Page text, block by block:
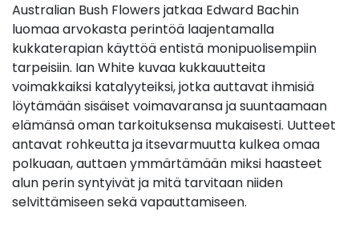
Australian Bush Flowers jatkaa Edward Bachin
luomaa arvokasta perintöä laajentamalla
kukkaterapian käyttöä entistä monipuolisempiin
tarpeisiin. Ian White kuvaa kukkauutteita
voimakkaiksi katalyyteiksi, jotka auttavat ihmisiä
löytämään sisäiset voimavaransa ja suuntaamaan
elämänsä oman tarkoituksensa mukaisesti. Uutteet
antavat rohkeutta ja itsevarmuutta kulkea omaa
polkuaan, auttaen ymmärtämään miksi haasteet
alun perin syntyivät ja mitä tarvitaan niiden
selvittämiseen sekä vapauttamiseen.